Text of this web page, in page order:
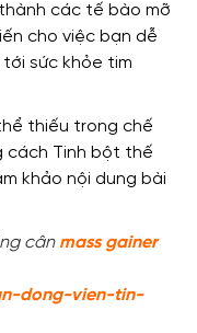
các tế bào mỡ
cho việc bạn dễ
sức khỏe tim
cânmass gainer
dong-vien-tin-